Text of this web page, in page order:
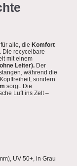
alle, die Komfort
Die recycelbare
mit einem
Leiter). Der
während die
sondern
sorgt. Die
Luft ins Zelt –
UV 50+, in Grau